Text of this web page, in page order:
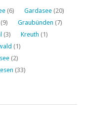
(6) Gardasee (20)
(9) Graubünden (7)
(3) Kreuth (1)
(1)
(2)
(33)